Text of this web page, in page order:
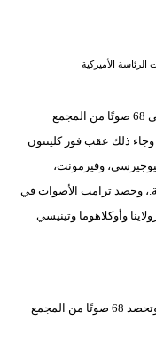
وتكنولوجيا
بيئة
فيديو
الأميركية
على 68 صوتًا من المجمع
وجاء ذلك عقب فوز كلينتون
وفيرمونت،
وحصد ترامب الأصوات في
وأوكلاهوما وتينيسي